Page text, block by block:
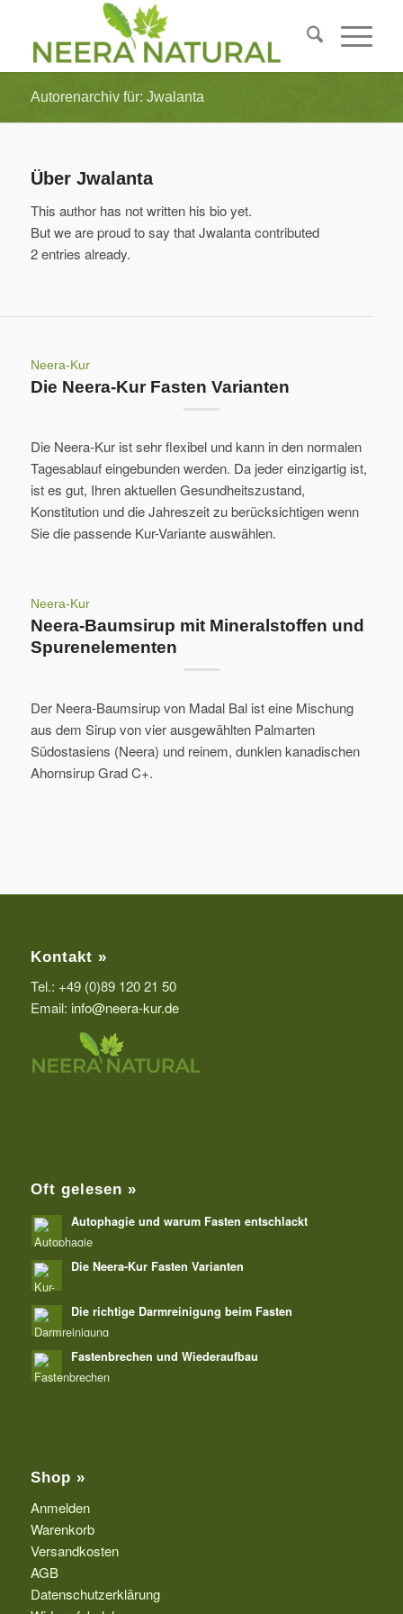
Autorenarchiv für: Jwalanta
Über Jwalanta
This author has not written his bio yet.
But we are proud to say thatJwalantacontributed
2 entries already.
Neera-Kur
Die Neera-Kur Fasten Varianten
Die Neera-Kur ist sehr flexibel und kann in den normalen
Tagesablauf eingebunden werden. Da jeder einzigartig ist,
ist es gut, Ihren aktuellen Gesundheitszustand,
Konstitution und die Jahreszeit zu berücksichtigen wenn
Sie die passende Kur-Variante auswählen.
Neera-Kur
Neera-Baumsirup mit Mineralstoffen und
Spurenelementen
Der Neera-Baumsirup von Madal Bal ist eine Mischung
aus dem Sirup von vier ausgewählten Palmarten
Südostasiens (Neera) und reinem, dunklen kanadischen
Ahornsirup Grad C+.
Kontakt »
Tel.: +49 (0)89 120 21 50
Email: info@neera-kur.de
Oft gelesen »
Autophagie und warum Fasten entschlackt
Die Neera-Kur Fasten Varianten
Die richtige Darmreinigung beim Fasten
Fastenbrechen und Wiederaufbau
Shop »
Anmelden
Warenkorb
Versandkosten
AGB
Datenschutzerklärung